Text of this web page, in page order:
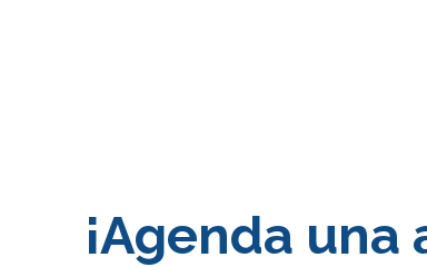
¡Agenda una